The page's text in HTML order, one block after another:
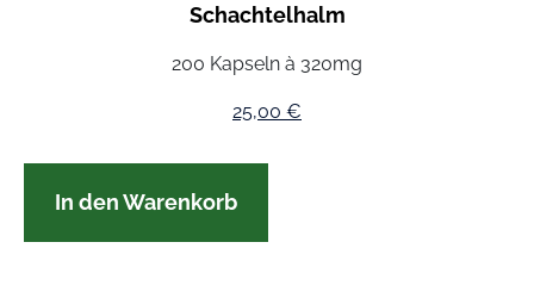
Schachtelhalm
200 Kapseln à 320mg
25,00 €
In den Warenkorb